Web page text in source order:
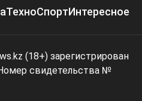
ТехноСпортИнтересное
(18+) зарегистрирован
свидетельства №